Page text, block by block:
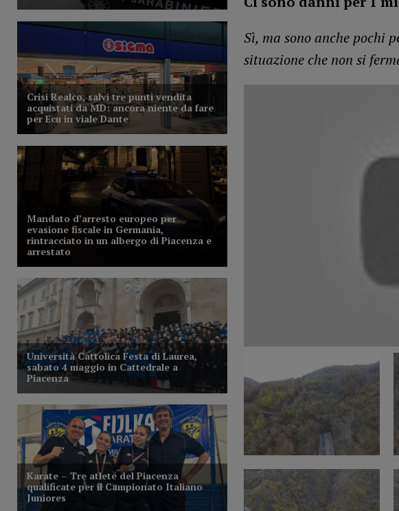
Sì, ma sono anche pochi
situazione che non si